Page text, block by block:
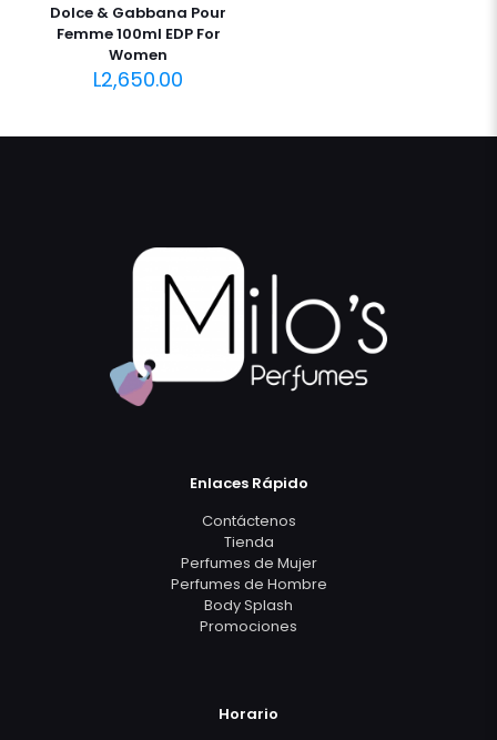
Dolce & Gabbana Pour
Femme 100ml EDP For
Women
L2,650.00
Enlaces Rápido
Contáctenos
Tienda
Perfumes de Mujer
Perfumes de Hombre
Body Splash
Promociones
Horario